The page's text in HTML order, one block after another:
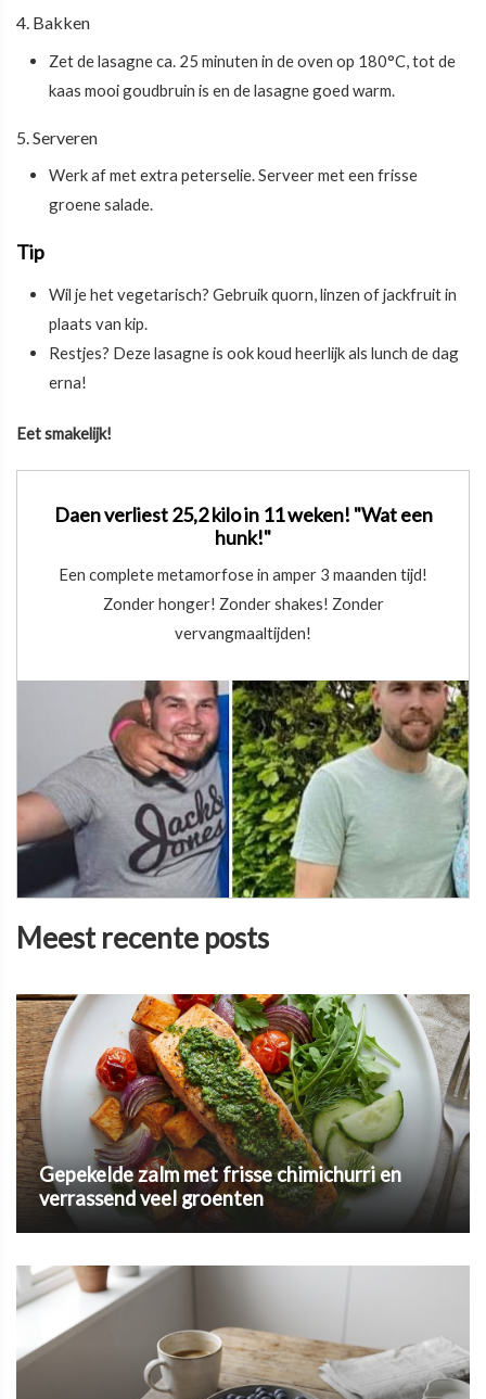
4. Bakken
Zet de lasagne ca. 25 minuten in de oven op 180°C, tot de
kaas mooi goudbruin is en de lasagne goed warm.
5. Serveren
Werk af met extra peterselie. Serveer met een frisse
groene salade.
Tip
Wil je het vegetarisch? Gebruik quorn, linzen of jackfruit in
plaats van kip.
Restjes? Deze lasagne is ook koud heerlijk als lunch de dag
erna!
Eet smakelijk!
Daen verliest 25,2 kilo in 11 weken! "Wat een
hunk!"
Een complete metamorfose in amper 3 maanden tijd!
Zonder honger! Zonder shakes! Zonder
vervangmaaltijden!
Meest recente posts
Gepekelde zalm met frisse chimichurri en
verrassend veel groenten